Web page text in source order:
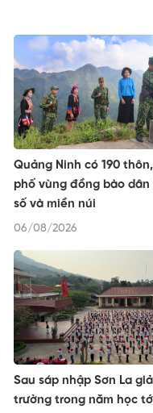
Quảng Ninh có 190
phố vùng đồng bào
số và miền núi
06/08/2026
Sau sáp nhập Sơn La
trường trong năm học